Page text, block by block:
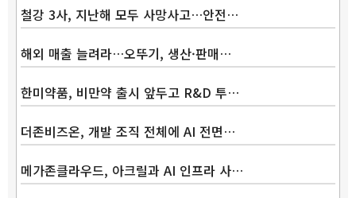
철강 3사, 지난해 모두 사망사고…안전…
해외 매출 늘려라…오뚜기, 생산·판매…
한미약품, 비만약 출시 앞두고 R&D 투…
더존비즈온, 개발 조직 전체에 AI 전면…
메가존클라우드, 아크릴과 AI 인프라 사…